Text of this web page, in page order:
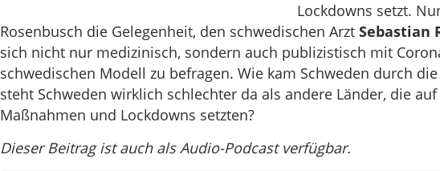
Lockdowns setzt.
Rosenbusch die Gelegenheit, den schwedischen Arzt Sebastian
sich nicht nur medizinisch, sondern auch publizistisch mit
schwedischen Modell zu befragen. Wie kam Schweden durch
steht Schweden wirklich schlechter da als andere Länder, die
Maßnahmen und Lockdowns setzten?
Dieser Beitrag ist auch als Audio-Podcast verfügbar.